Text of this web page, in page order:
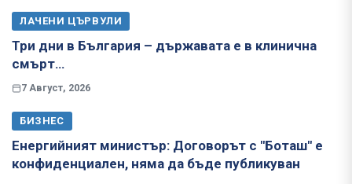
ЛАЧЕНИ ЦЪРВУЛИ
Три дни в България – държавата е в клинична
смърт…
7 Август, 2026
БИЗНЕС
Енергийният министър: Договорът с "Боташ" е
конфиденциален, няма да бъде публикуван